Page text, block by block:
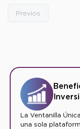
Previos
La Ventanilla
una sola